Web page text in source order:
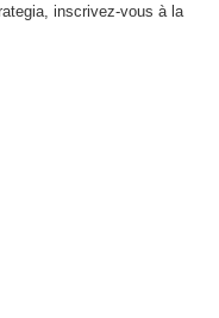
inscrivez-vous à la